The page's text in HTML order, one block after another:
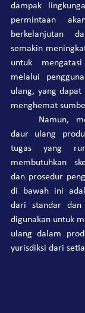
dampak
permintaan
berkelanjutan
semakin
untuk
melalui
ulang, yang
menghemat
daur ulang
tugas yang
membutuhkan
dan prosedur
di bawah ini
dari standar dan
digunakan untuk
ulang dalam
yurisdiksi dari